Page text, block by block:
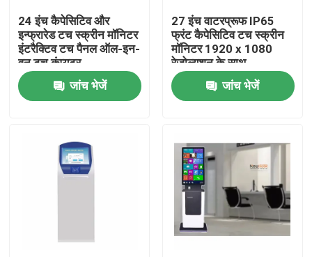
घर
हमारे बारे में
24 इंच कैपेसिटिव और
इन्फ्रारेड टच स्क्रीन मॉनिटर
इंटरैक्टिव टच पैनल ऑल-इन-
वन टच कंप्यूटर
जांच भेजें
27 इंच वाटरप्रूफ IP65
फ्रंट कैपेसिटिव टच स्क्रीन
मॉनिटर 1920 x 1080
रेज़ोल्यूशन के साथ
जांच भेजें